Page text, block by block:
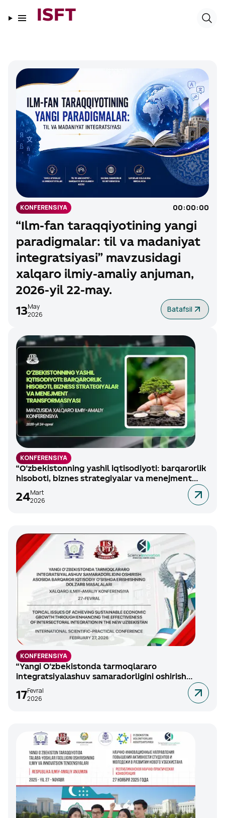
ISFT
KONFERENSIYA 00:00:00
“Ilm-fan taraqqiyotining yangi
paradigmalar: til va madaniyat
integratsiyasi” mavzusidagi
xalqaro ilmiy-amaliy anjuman,
2026-yil 22-may.
13May
2026
Batafsil
✕
Registratsiya
Familiya
Elektron manzil
Telefon raqam
Manzil
Registratsiya
KONFERENSIYA
“O‘zbekistonning yashil iqtisodiyoti: barqarorlik
hisoboti, biznes strategiyalar va menejment
transformatsiyasi” mavzusidagi xalqaro ilmiy-
amaliy anjuman, 2026-yil 24-aprel.
24Mart
2026
KONFERENSIYA
“Yangi O‘zbekistonda tarmoqlararo
integratsiyalashuv samaradorligini oshirish
asosida barqaror iqtisodiy o‘sishga erishishning
dolzarb masalalari” mavzusida xalqaro ilmiy-
17Fevral
2026